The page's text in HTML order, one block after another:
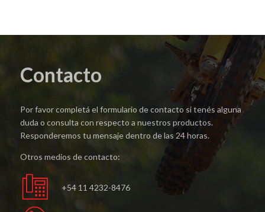
Contacto
Por favor completá el formulario de contacto si tenés alguna
duda o consulta con respecto a nuestros productos.
Responderemos tu mensaje dentro de las 24 horas.
Otros medios de contacto:
+54 11 4232-8476